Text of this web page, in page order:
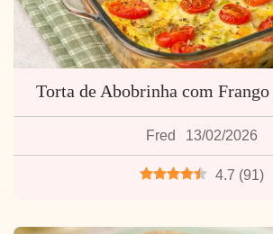
Torta de Abobrinha com
Fred 13/02/2026
4.7 (91)